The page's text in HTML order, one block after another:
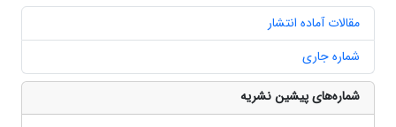
مقالات آماده انتشار
شماره جاری
شماره‌های پیشین نشریه